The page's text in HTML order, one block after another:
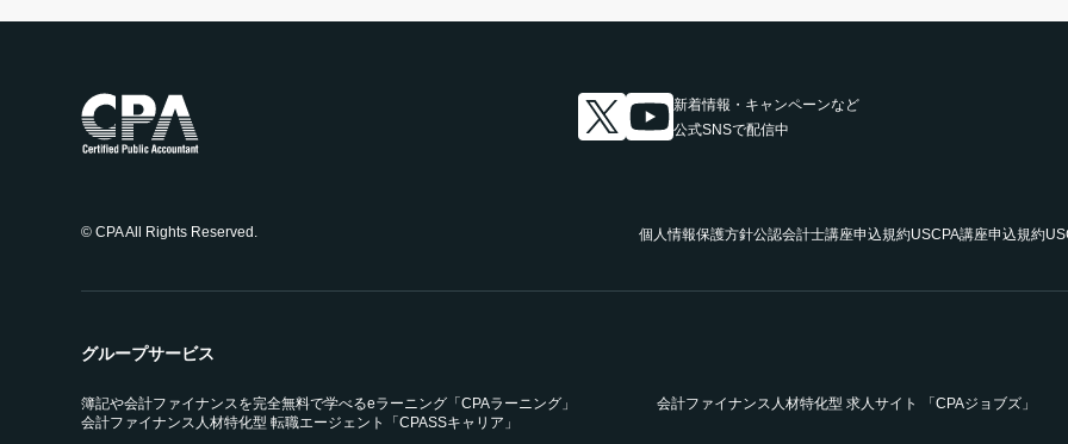
新着情報・キャンペーンなど
公式SNSで配信中
個人情報保護方針公認会計士講座申込規約USCPA講座申込規約
© CPA All Rights Reserved.
グループサービス
簿記や会計ファイナンスを完全無料で学べるeラーニング「CPAラーニング」
会計ファイナンス人材特化型 求人サイト 「CPAジョブズ」
会計ファイナンス人材特化型 転職エージェント「CPASSキャリア」